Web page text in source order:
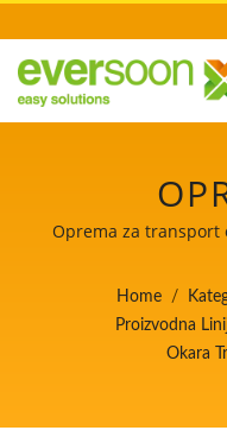
JEDNA
Oprema za transport
Voditelj
sojinog mlijeka s
Home /
Proizvodna
Okara